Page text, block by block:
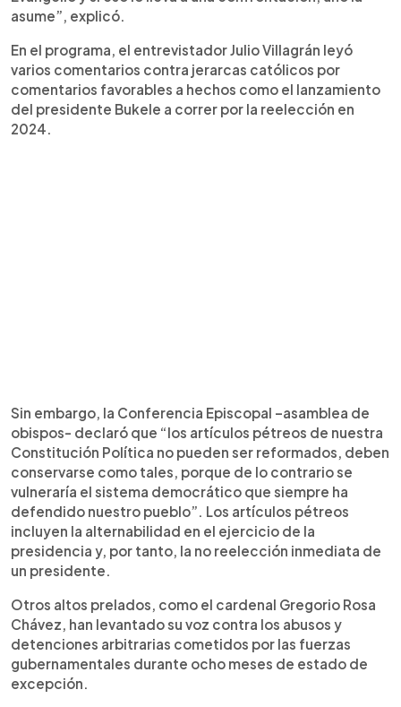
asume”, explicó.
En el programa, el entrevistador Julio Villagrán leyó
varios comentarios contra jerarcas católicos por
comentarios favorables a hechos como el lanzamiento
del presidente Bukele a correr por la reelección en
2024.
Sin embargo, la Conferencia Episcopal –asamblea de
obispos- declaró que “los artículos pétreos de nuestra
Constitución Política no pueden ser reformados, deben
conservarse como tales, porque de lo contrario se
vulneraría el sistema democrático que siempre ha
defendido nuestro pueblo”. Los artículos pétreos
incluyen la alternabilidad en el ejercicio de la
presidencia y, por tanto, la no reelección inmediata de
un presidente.
Otros altos prelados, como el cardenal Gregorio Rosa
Chávez, han levantado su voz contra los abusos y
detenciones arbitrarias cometidos por las fuerzas
gubernamentales durante ocho meses de estado de
excepción.